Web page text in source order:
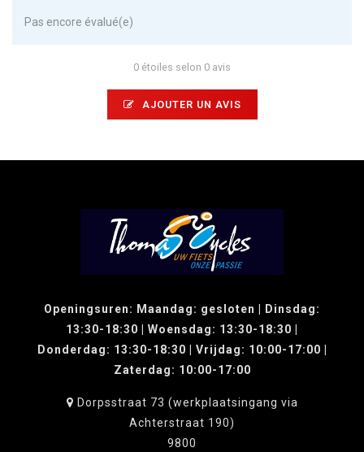
Pas encore évalué(e)
0 étoiles selon 0 avis
AJOUTER UN AVIS
Openingsuren: Maandag: gesloten | Dinsdag:
13:30-18:30 | Woensdag: 13:30-18:30 |
Donderdag: 13:30-18:30 | Vrijdag: 10:00-17:00 |
Zaterdag: 10:00-17:00
Dorpsstraat 73 (werkplaatsingang via
Achterstraat 190)
9800